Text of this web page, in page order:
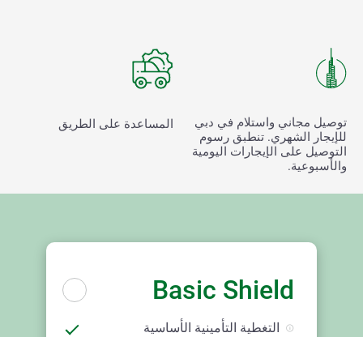
توصيل مجاني واستلام في دبي
للإيجار الشهري. تنطبق رسوم
التوصيل على الإيجارات اليومية
والأسبوعية.
المساعدة على الطريق
Basic Shield
التغطية التأمينية الأساسية